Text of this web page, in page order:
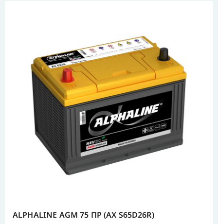
ALPHALINE AGM 75 ПР (AX S65D26R)